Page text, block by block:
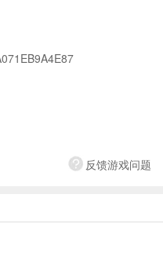
反馈游戏问题